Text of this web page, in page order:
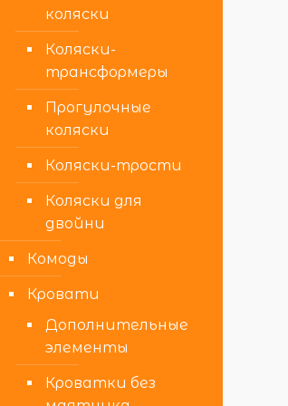
коляски
Коляски-
трансформеры
Прогулочные
коляски
Коляски-трости
Коляски для
двойни
Комоды
Кровати
Дополнительные
элементы
Кроватки без